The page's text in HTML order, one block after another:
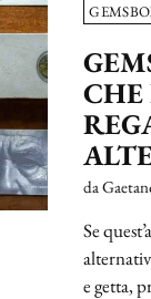
da
Se
e getta,